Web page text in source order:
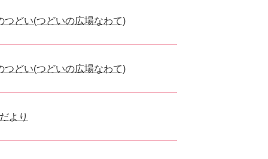
どい(つどいの広場なわて)
どい(つどいの広場なわて)
より